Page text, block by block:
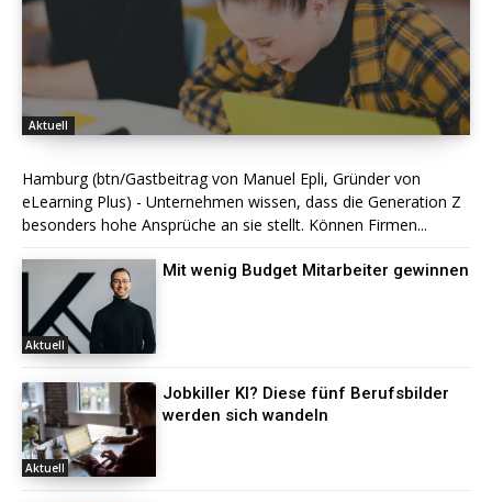
Aktuell
Hamburg (btn/Gastbeitrag von Manuel Epli, Gründer von
eLearning Plus) - Unternehmen wissen, dass die Generation Z
besonders hohe Ansprüche an sie stellt. Können Firmen...
Aktuell
Mit wenig Budget Mitarbeiter gewinnen
Aktuell
Jobkiller KI? Diese fünf Berufsbilder
werden sich wandeln